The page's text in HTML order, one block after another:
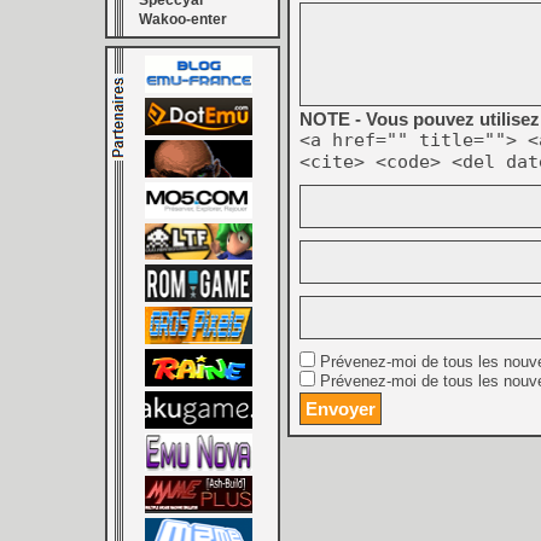
Wakoo-enter
NOTE - Vous pouvez
<a href="" title="">
<cite> <code> <del
Prévenez-moi de tous les
Prévenez-moi de tous les